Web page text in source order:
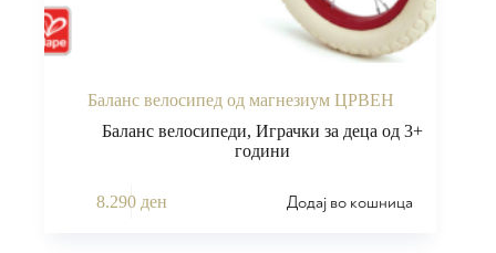
Баланс велосипед од магнезиум ЦРВЕН
Баланс велосипеди,Играчки за деца од 3+
години
8.290 ден Додај во кошница